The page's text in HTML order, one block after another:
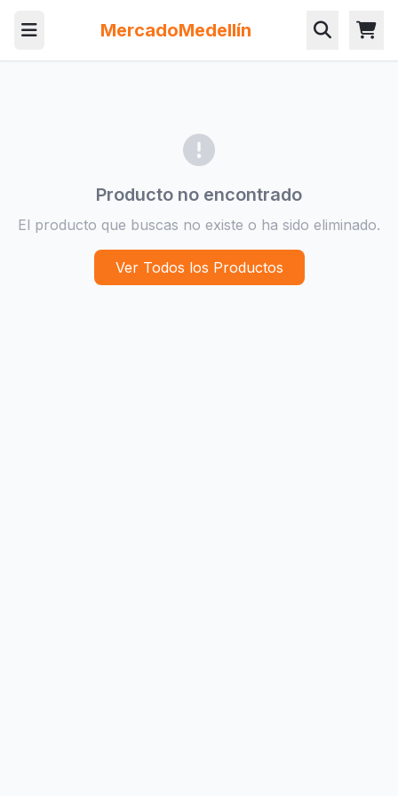
MercadoMedellín
Producto no encontrado
El producto que buscas no existe o ha sido eliminado.
Ver Todos los Productos